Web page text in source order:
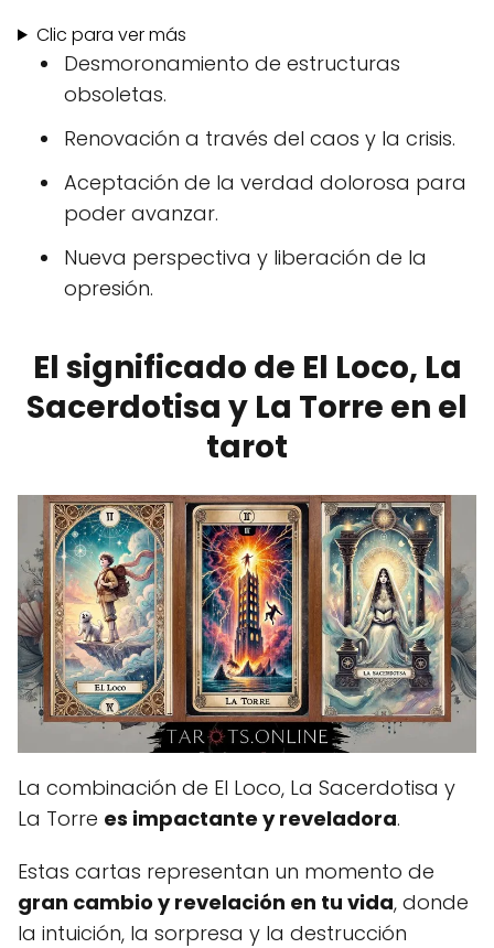
Clic para ver más
Desmoronamiento de estructuras
obsoletas.
Renovación a través del caos y la crisis.
Aceptación de la verdad dolorosa para
poder avanzar.
Nueva perspectiva y liberación de la
opresión.
El significado de El Loco, La
Sacerdotisa y La Torre en el
tarot
La combinación de El Loco, La Sacerdotisa y
La Torre es impactante y reveladora.
Estas cartas representan un momento de
gran cambio y revelación en tu vida, donde
la intuición, la sorpresa y la destrucción